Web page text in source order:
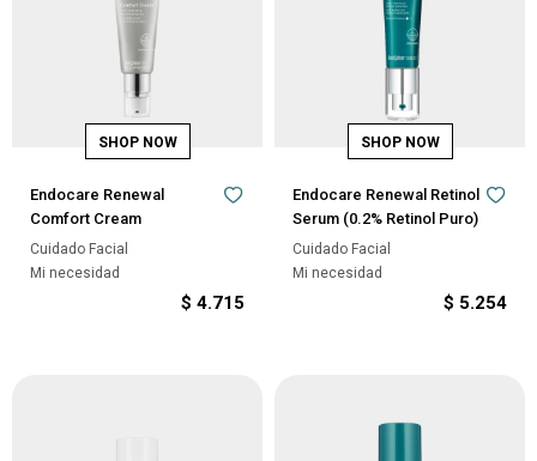
Endocare Renewal
Comfort Cream
Cuidado Facial
Mi necesidad
$ 4.715
Endocare Renewal Retinol
Serum (0.2% Retinol Puro)
Cuidado Facial
Mi necesidad
$ 5.254